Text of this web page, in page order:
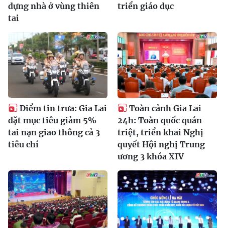
dựng nhà ở vùng thiên
tai
triển giáo dục
Điểm tin trưa: Gia Lai
đặt mục tiêu giảm 5%
tai nạn giao thông cả 3
tiêu chí
Toàn cảnh Gia Lai
24h: Toàn quốc quán
triệt, triển khai Nghị
quyết Hội nghị Trung
ương 3 khóa XIV